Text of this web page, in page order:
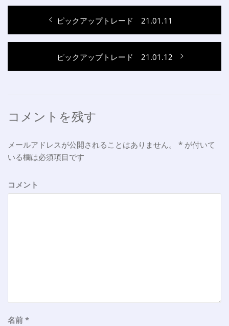
稿
ナ
シ
ン
過
去
の
投
稿:
ピックアップトレード 21.01.11
次
の
ピックアップトレード 21.01.12
コメントを残す
メールアドレスが公開されることはありません。 * が付いて
いる欄は必須項目です
コメント
名前 *